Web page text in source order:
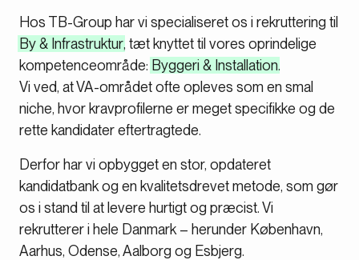
Hos TB-Group har vi specialiseret os i rekruttering til
By & Infrastruktur, tæt knyttet til vores oprindelige
kompetenceområde: Byggeri & Installation.
Vi ved, at VA-området ofte opleves som en smal
niche, hvor kravprofilerne er meget specifikke og de
rette kandidater eftertragtede.
Derfor har vi opbygget en stor, opdateret
kandidatbank og en kvalitetsdrevet metode, som gør
os i stand til at levere hurtigt og præcist. Vi
rekrutterer i hele Danmark – herunder København,
Aarhus, Odense, Aalborg og Esbjerg.